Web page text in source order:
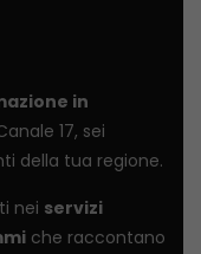
in
17, sei
della tua regione.
nei servizi
che raccontano